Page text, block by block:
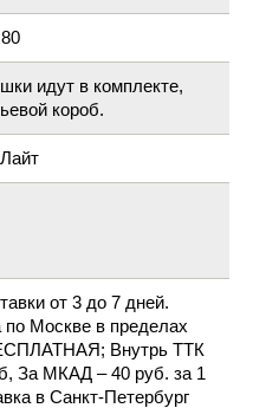
идут в комплекте,
короб.
от 3 до 7 дней.
по Москве в пределах
Внутрь ТТК
За МКАД – 40 руб. за 1
в Санкт-Петербург